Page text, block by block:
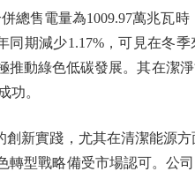
售電量為1009.97萬兆瓦時
同期減少1.17%，可見在冬
動綠色低碳發展。其在潔
功。
實踐，尤其在清潔能源方
型戰略備受市場認可。公